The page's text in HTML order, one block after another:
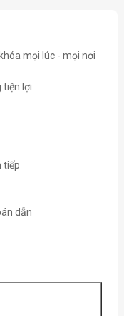
mọi lúc - mọi nơi
tiện lợi
tiếp
dẫn